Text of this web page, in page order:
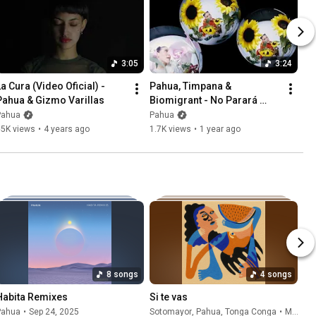
3:05
Cura (Video Oficial) -
& Gizmo Varillas
views • 4 years ago
3:24
Pahua, Timpana &
Biomigrant - No Parará
(Visualizer)
Pahua
1.7K views • 1 year ago
8 songs
Remixes
• Sep 24, 2025
4 songs
Si te vas
Sotomayor, Pahua, Tonga Conga •
May 5, 2026